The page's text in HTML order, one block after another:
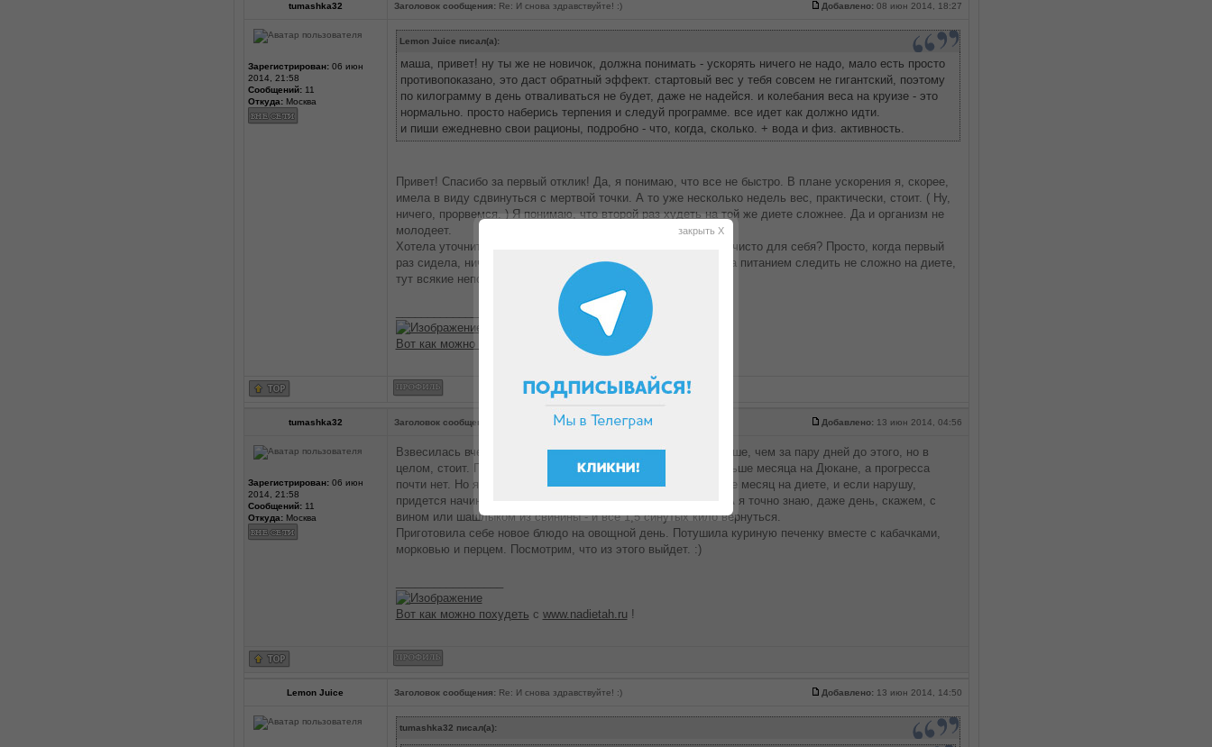
tumashka32 Заголовок сообщения:Re: И снова здравствуйте! :) Добавлено:08 июн 2014, 18:27
Зарегистрирован:06 июн
2014, 21:58
Сообщений:11
Откуда:Москва
Lemon Juice писал(а):
маша, привет! ну ты же не новичок, должна понимать - ускорять ничего не надо, мало есть просто
противопоказано, это даст обратный эффект. стартовый вес у тебя совсем не гигантский, поэтому
по килограмму в день отваливаться не будет, даже не надейся. и колебания веса на круизе - это
нормально. просто наберись терпения и следуй программе. все идет как должно идти.
и пиши ежедневно свои рационы, подробно - что, когда, сколько. + вода и физ. активность.
Привет! Спасибо за первый отклик! Да, я понимаю, что все не быстро. В плане ускорения я, скорее,
имела в виду сдвинуться с мертвой точки. А то уже несколько недель вес, практически, стоит. ( Ну,
ничего, прорвемся. ) Я понимаю, что второй раз худеть на той же диете сложнее. Да и организм не
молодеет.
Хотела уточнить, рацион нужно записывать сюда или где-то чисто для себя? Просто, когда первый
раз сидела, ничего подобного не делала. Мне, в принципе, за питанием следить не сложно на диете,
тут всякие непонятные перекусы исключены. :)
Вот как можно похудеть www.nadietah.ru !
tumashka32 Заголовок сообщения: Re: И снова здравствуйте! :) Добавлено: 13 июн 2014, 04:56
Зарегистрирован:06 июн
2014, 21:58
Сообщений:11
Откуда:Москва
Взвесилась вчера утром после двух дней ЧБ, вес стал меньше, чем за пару дней до этого, но в
целом, стоит. Прямо не знаю, что ж я делаю не так. Уже больше месяца на Дюкане, а прогресса
почти нет. Но я держусь и не нарушаю. Как подумаю, что уже месяц на диете, и если нарушу,
придется начинать все сначала, сразу пропадает желание. А я точно знаю, даже день, скажем, с
вином или шашлыком из свинины - и все 1,5 синутых кило вернуться.
Приготовила себе новое блюдо на овощной день. Потушила куриную печенку вместе с кабачками,
морковью и перцем. Посмотрим, что из этого выйдет. :)
Вот как можно похудеть с www.nadietah.ru !
Lemon Juice Заголовок сообщения:Re: И снова здравствуйте! :) Добавлено:13 июн 2014, 14:50
tumashka32 писал(а):
закрыть X